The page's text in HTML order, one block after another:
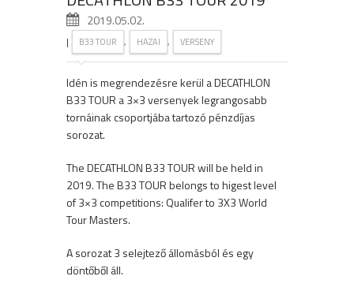
2019.05.02.
| B33 TOUR , HAZAI , VERSENY
Idén is megrendezésre kerül a DECATHLON
B33 TOUR a 3×3 versenyek legrangosabb
tornáinak csoportjába tartozó pénzdíjas
sorozat.
The DECATHLON B33 TOUR will be held in
2019. The B33 TOUR belongs to higest level
of 3×3 competitions: Qualifer to 3X3 World
Tour Masters.
A sorozat 3 selejtező állomásból és egy
döntőből áll.